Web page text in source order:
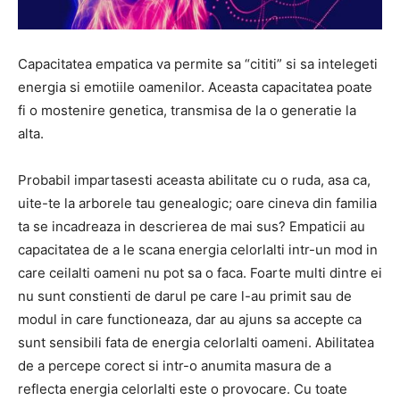
Capacitatea empatica va permite sa “cititi” si sa intelegeti
energia si emotiile oamenilor. Aceasta capacitatea poate
fi o mostenire genetica, transmisa de la o generatie la
alta.
Probabil impartasesti aceasta abilitate cu o ruda, asa ca,
uite-te la arborele tau genealogic; oare cineva din familia
ta se incadreaza in descrierea de mai sus? Empaticii au
capacitatea de a le scana energia celorlalti intr-un mod in
care ceilalti oameni nu pot sa o faca. Foarte multi dintre ei
nu sunt constienti de darul pe care l-au primit sau de
modul in care functioneaza, dar au ajuns sa accepte ca
sunt sensibili fata de energia celorlalti oameni. Abilitatea
de a percepe corect si intr-o anumita masura de a
reflecta energia celorlalti este o provocare. Cu toate